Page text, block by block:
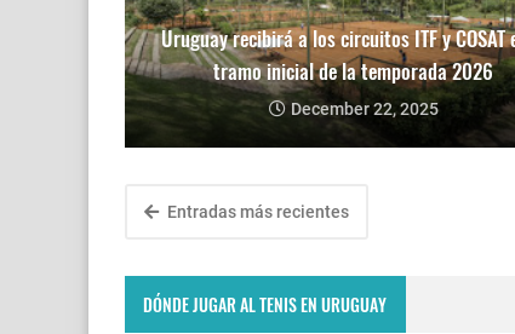
Uruguay recibirá a los circuitos ITF y COSAT
tramo inicial de la temporada 2026
December 22, 2025
Entradas más recientes
DÓNDE JUGAR AL TENIS EN URUGUAY